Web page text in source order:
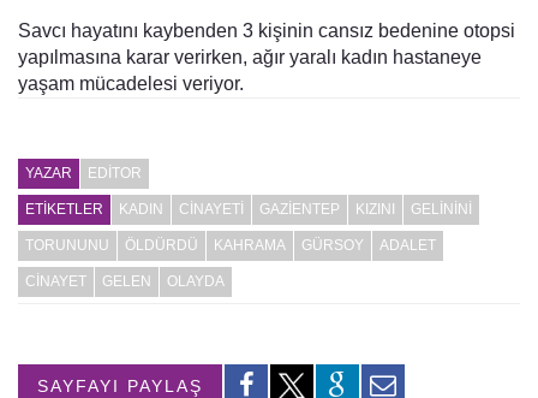
Savcı hayatını kaybenden 3 kişinin cansız bedenine otopsi
yapılmasına karar verirken, ağır yaralı kadın hastaneye
yaşam mücadelesi veriyor.
YAZAR EDITOR
ETİKETLER KADIN CİNAYETİ GAZİENTEP KIZINI GELİNİNİ
TORUNUNU ÖLDÜRDÜ KAHRAMA GÜRSOY ADALET
CİNAYET GELEN OLAYDA
SAYFAYI PAYLAŞ